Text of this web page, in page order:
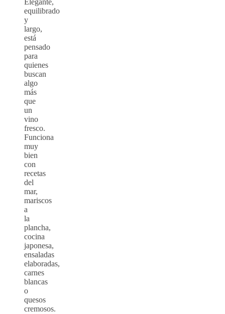
Elegante,
equilibrado
y
largo,
está
pensado
para
quienes
buscan
algo
más
que
un
vino
fresco.
Funciona
muy
bien
con
recetas
del
mar,
mariscos
a
la
plancha,
cocina
japonesa,
ensaladas
elaboradas,
carnes
blancas
o
quesos
cremosos.